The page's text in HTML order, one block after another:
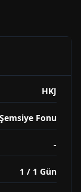
HKJ
Fonu
-
1 / 1 Gün